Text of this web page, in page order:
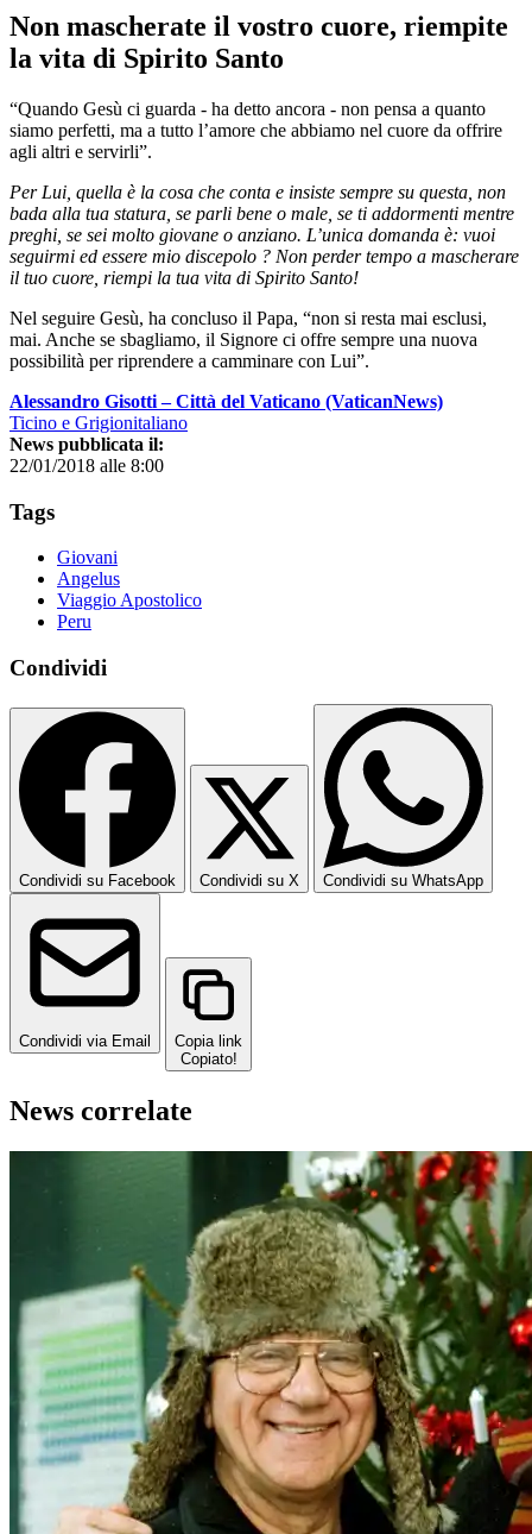
Non mascherate il vostro cuore, riempite
la vita di Spirito Santo
“Quando Gesù ci guarda - ha detto ancora - non pensa a quanto
siamo perfetti, ma a tutto l’amore che abbiamo nel cuore da offrire
agli altri e servirli”.
Per Lui, quella è la cosa che conta e insiste sempre su questa, non
bada alla tua statura, se parli bene o male, se ti addormenti mentre
preghi, se sei molto giovane o anziano. L’unica domanda è: vuoi
seguirmi ed essere mio discepolo ? Non perder tempo a mascherare
il tuo cuore, riempi la tua vita di Spirito Santo!
Nel seguire Gesù, ha concluso il Papa, “non si resta mai esclusi,
mai. Anche se sbagliamo, il Signore ci offre sempre una nuova
possibilità per riprendere a camminare con Lui”.
Alessandro Gisotti – Città del Vaticano (VaticanNews)
Ticino e Grigionitaliano
News pubblicata il:
22/01/2018 alle 8:00
Tags
Giovani
Angelus
Viaggio Apostolico
Peru
Condividi
Condividi su Facebook Condividi su X Condividi su WhatsApp
Condividi via Email
Copia link
Copiato!
News correlate